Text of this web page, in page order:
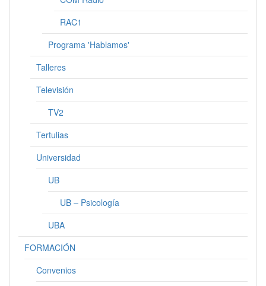
RAC1
Programa 'Hablamos'
Talleres
Televisión
TV2
Tertulias
Universidad
UB
UB – Psicología
UBA
FORMACIÓN
Convenios